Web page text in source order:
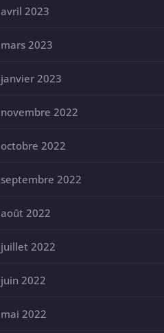
avril 2023
mars 2023
janvier 2023
novembre 2022
octobre 2022
septembre 2022
août 2022
juillet 2022
juin 2022
mai 2022